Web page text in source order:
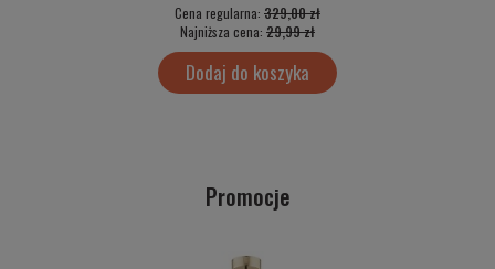
Cena regularna: 329,00 zł
Najniższa cena: 29,99 zł
Dodaj do koszyka
Promocje